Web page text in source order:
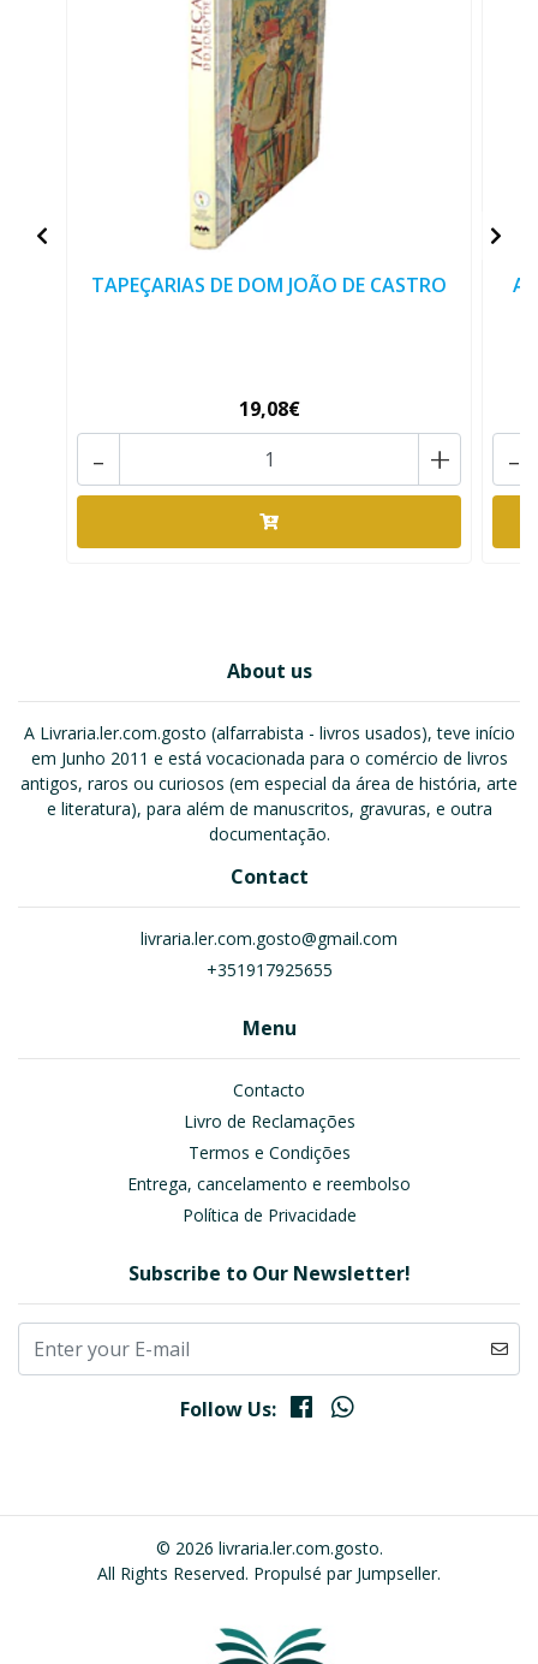
TAPEÇARIAS DE DOM JOÃO DE CASTRO
19,08€
+
- -
About us
A Livraria.ler.com.gosto (alfarrabista - livros usados), teve início
em Junho 2011 e está vocacionada para o comércio de livros
antigos, raros ou curiosos (em especial da área de história, arte
e literatura), para além de manuscritos, gravuras, e outra
documentação.
Contact
livraria.ler.com.gosto@gmail.com
+351917925655
Menu
Contacto
Livro de Reclamações
Termos e Condições
Entrega, cancelamento e reembolso
Política de Privacidade
Subscribe to Our Newsletter!
Follow Us:
© 2026 livraria.ler.com.gosto.
All Rights Reserved. Propulsé par Jumpseller.